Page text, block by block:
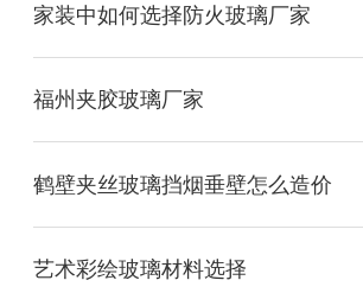
家装中如何选择防火玻璃厂家
福州夹胶玻璃厂家
鹤壁夹丝玻璃挡烟垂壁怎么造价
艺术彩绘玻璃材料选择